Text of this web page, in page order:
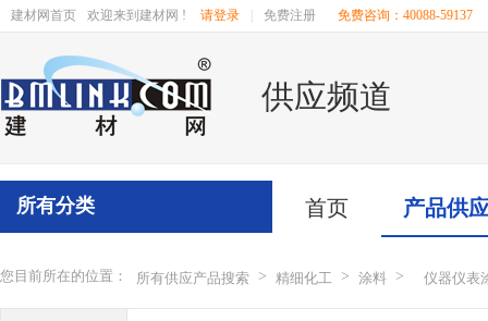
建材网首页 欢迎来到建材网 ! 请登录 免费注册 免费咨询：40088-59137
供应频道
首页 产品供
所有分类
您目前所在的位置： 所有供应产品搜索 > 精细化工 > 涂料 > 仪器仪表